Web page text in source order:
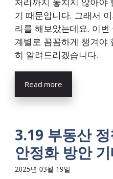
기 때문입니다. 그래서
리를 해보았는데요. 이
계별로 꼼꼼하게 챙겨야
히 알려드리겠습니다.
Read more
3.19 부동산
안정화 방안
2025년 03월 19일